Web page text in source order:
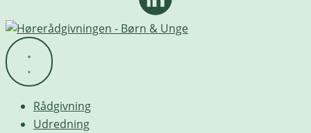
Rådgivning
Udredning